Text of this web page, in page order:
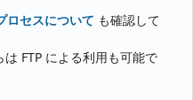
ロセスについて も確認して
FTP による利用も可能で